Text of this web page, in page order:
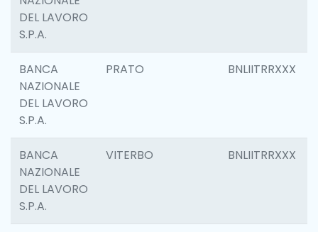
DEL LAVORO
S.P.A.
BANCA
NAZIONALE
DEL LAVORO
S.P.A.
PRATO BNLIITRRXXX
BANCA
NAZIONALE
DEL LAVORO
S.P.A.
VITERBO BNLIITRRXXX